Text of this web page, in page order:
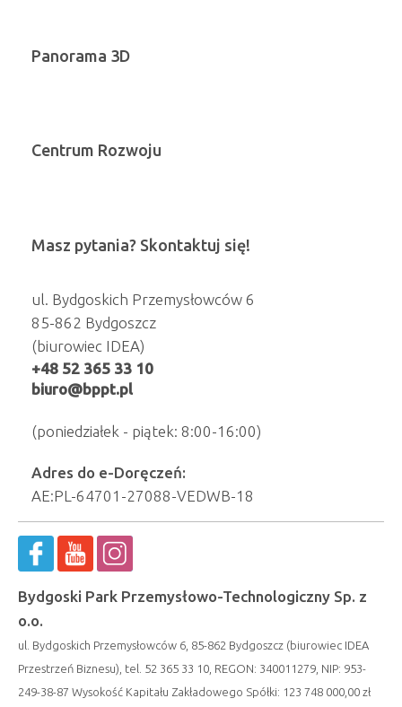
Panorama 3D
Centrum Rozwoju
Masz pytania? Skontaktuj się!
ul. Bydgoskich Przemysłowców 6
85-862 Bydgoszcz
(biurowiec IDEA)
+48 52 365 33 10
biuro@bppt.pl
(poniedziałek - piątek: 8:00-16:00)
Adres do e-Doręczeń:
AE:PL-64701-27088-VEDWB-18
Bydgoski Park Przemysłowo-Technologiczny Sp. z
o.o.
ul. Bydgoskich Przemysłowców 6, 85-862 Bydgoszcz (biurowiec IDEA
Przestrzeń Biznesu), tel. 52 365 33 10, REGON: 340011279, NIP: 953-
249-38-87 Wysokość Kapitału Zakładowego Spółki: 123 748 000,00 zł